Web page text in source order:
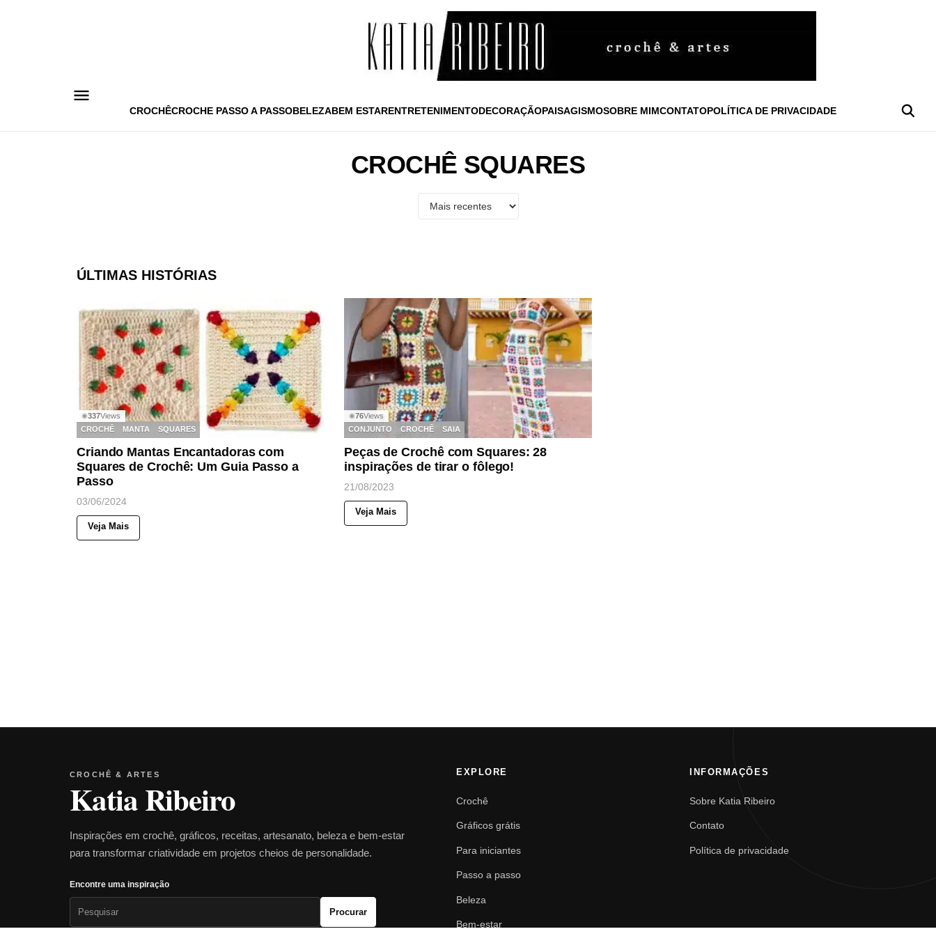
CROCHÊCROCHE PASSO A PASSOBELEZABEM ESTARENTRETENIMENTODECORAÇÃOPAISAGISMOSOBRE MIMCONTATOPOLÍTICA DE PRIVACIDADE
CROCHÊ SQUARES
ÚLTIMAS HISTÓRIAS
◉337Views
CROCHÊ
MANTA SQUARES
Criando Mantas Encantadoras com
Squares de Crochê: Um Guia Passo a
Passo
03/06/2024
Veja Mais
◉76Views
CONJUNTO
CROCHÊ SAIA
Peças de Crochê com Squares: 28
inspirações de tirar o fôlego!
21/08/2023
Veja Mais
CROCHÊ & ARTES
Katia Ribeiro
Inspirações em crochê, gráficos, receitas, artesanato, beleza e bem-estar
para transformar criatividade em projetos cheios de personalidade.
Encontre uma inspiração
Procurar
EXPLORE
Crochê
Gráficos grátis
Para iniciantes
Passo a passo
Beleza
Bem-estar
INFORMAÇÕES
Sobre Katia Ribeiro
Contato
Política de privacidade